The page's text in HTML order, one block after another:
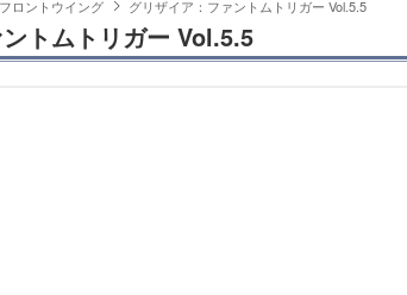
フロントウイング グリザイア：ファントムトリガー Vol.5.5
トムトリガー Vol.5.5